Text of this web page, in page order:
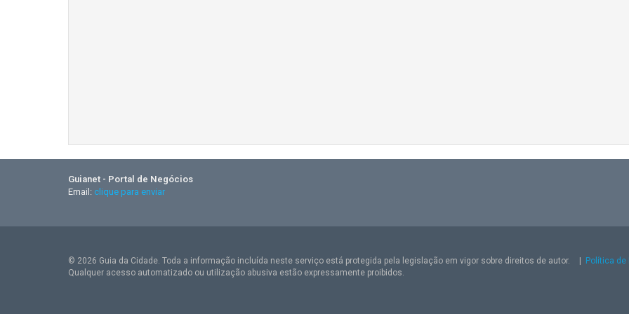
Guianet - Portal de Negócios
Email: clique para enviar
© 2026 Guia da Cidade. Toda a informação incluída neste serviço está protegida pela legislação em vigor sobre direitos de autor.
Política de
Qualquer acesso automatizado ou utilização abusiva estão expressamente proibidos.